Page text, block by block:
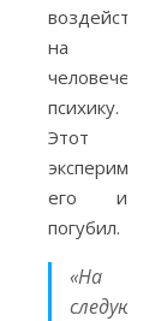
воздействует
на
человеческую
психику.
Этот
эксперимент
его и
погубил.
«На
следующий